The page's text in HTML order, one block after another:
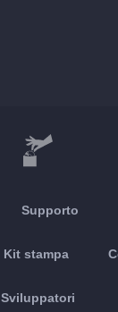
Supporto
Kit stampa
Sviluppatori